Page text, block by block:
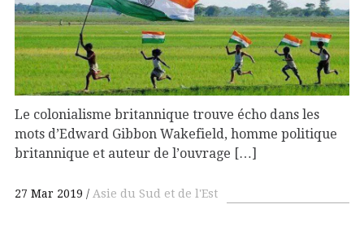
Le colonialisme britannique trouve écho dans les
mots d’Edward Gibbon Wakefield, homme politique
britannique et auteur de l’ouvrage […]
27 Mar 2019 Asie du Sud et de l'Est